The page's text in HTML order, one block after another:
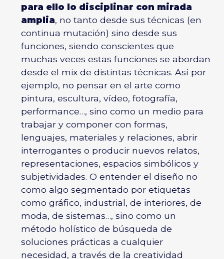
para ello lo disciplinar con mirada
amplia, no tanto desde sus técnicas (en
continua mutación) sino desde sus
funciones, siendo conscientes que
muchas veces estas funciones se abordan
desde el mix de distintas técnicas. Así por
ejemplo, no pensar en el arte como
pintura, escultura, vídeo, fotografía,
performance…, sino como un medio para
trabajar y componer con formas,
lenguajes, materiales y relaciones, abrir
interrogantes o producir nuevos relatos,
representaciones, espacios simbólicos y
subjetividades. O entender el diseño no
como algo segmentado por etiquetas
como gráfico, industrial, de interiores, de
moda, de sistemas…, sino como un
método holístico de búsqueda de
soluciones prácticas a cualquier
necesidad, a través de la creatividad